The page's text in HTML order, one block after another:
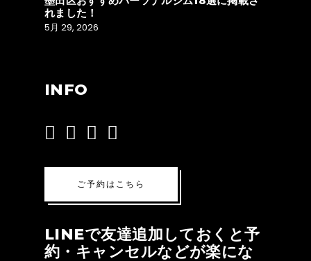
れました！
5月 29, 2026
INFO
ご予約はこちら
LINEで友達追加しておくと予
約・キャンセルなどが楽にな